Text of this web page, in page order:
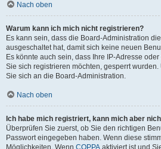
Nach oben
Warum kann ich mich nicht registrieren?
Es kann sein, dass die Board-Administration
ausgeschaltet hat, damit sich keine neuen
Es könnte auch sein, dass Ihre IP-Adresse
Sie sich registrieren möchten, gesperrt
Sie sich an die Board-Administration.
Nach oben
Ich habe mich registriert, kann mich aber
Überprüfen Sie zuerst, ob Sie den richtigen
Passwort eingegeben haben. Wenn diese
Möglichkeiten. Wenn COPPA aktiviert ist und